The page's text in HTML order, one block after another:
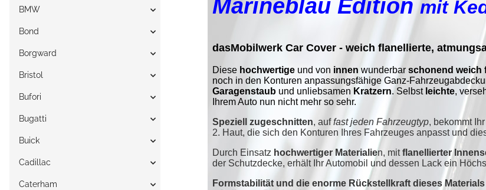
BMW
Bond
Borgward
Bristol
Bufori
Bugatti
Buick
Cadillac
Caterham